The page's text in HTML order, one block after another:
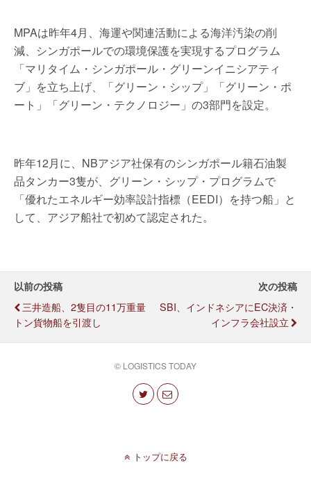
MPAは昨年4月、海運や関連活動による海洋汚染の削
減、シンガポールでの環境保護を実現するプログラム
「マリタイム・シンガポール・グリーンイニシアティ
ブ」を立ち上げ、「グリーン・シップ」「グリーン・ポ
ート」「グリーン・テクノロジー」の3部門を設定。
昨年12月に、NBアジア社保有のシンガポール籍石油製
品タンカー3隻が、グリーン・シップ・プログラムで
「優れたエネルギー効率設計指標（EEDI）を持つ船」と
して、アジア船社で初めて認定された。
以前の投稿
三井造船、2隻目の11万重量
トン貨物船を引渡し
次の投稿
SBI、インドネシアにEC決済・
インフラ会社設立
© LOGISTICS TODAY
トップに戻る